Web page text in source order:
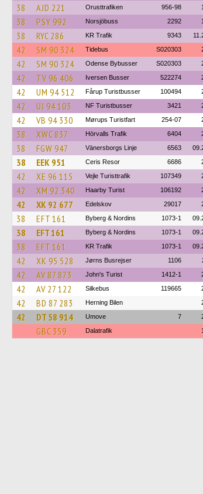
38 AJD 221 Orusttrafiken 956-98
38 PSY 992 Norsjöbuss 2292
38 RYC 286 KR Trafik 9343
42 SM 90 324 Tidebus S020303
42 SM 90 324 Odense Bybusser S020303
42 TV 96 406 Iversen Busser 522274
42 UM 94 512 Fårup Turistbusser 100494
42 UJ 94 103 NF Turistbusser 3421
42 VB 94 330 Mørups Turistfart 254-07
38 XWC 837 Hörvalls Trafik 6404
38 FGW 947 Vänersborgs Linje 6563
38 EEK 951 Ceris Resor 6686
42 XE 96 115 Vejle Turisttrafik 107349
42 XM 92 340 Haarby Turist 106192
42 XK 92 677 Edelskov 29017
38 EFT 161 Byberg & Nordins 1073-1
38 EFT 161 Byberg & Nordins 1073-1
38 EFT 161 KR Trafik 1073-1
42 XK 95 528 Jørns Busrejser 1106
42 AV 87 873 John's Turist 1412-1
42 AV 27 122 Silkebus 119665
42 BD 87 283 Herning Bilen
42 DT 58 914 Umove 7
GBC 359 Dalatrafik